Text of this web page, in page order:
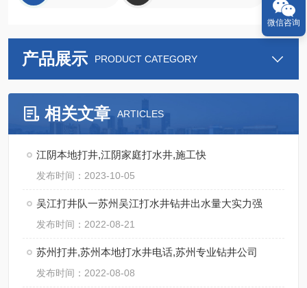
产品展示 PRODUCT CATEGORY
相关文章 ARTICLES
江阴本地打井,江阴家庭打水井,施工快
发布时间：2023-10-05
吴江打井队一苏州吴江打水井钻井出水量大实力强
发布时间：2022-08-21
苏州打井,苏州本地打水井电话,苏州专业钻井公司
发布时间：2022-08-08
微信咨询